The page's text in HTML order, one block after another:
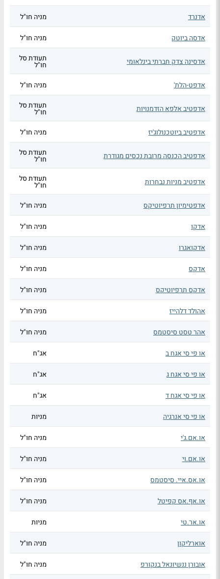
אדנרד מניה חו"ל
אדסה ביוטק מניה חו"ל
אדסינה צדק חברתי בינלאומי תעודת סל
חו"ל
אדפט-הלת'
מניה חו"ל
אדפטיב אלפא הזדמנויות תעודת סל
חו"ל
אדפטיב ביוטכנולוג'יז
מניה חו"ל
אדפטיב הכנסה מרובת נכסים מגודרת תעודת סל
חו"ל
אדפטיב מניות נבחרות תעודת סל
חו"ל
אדפטימיון תרפיוטיקס
מניה חו"ל
אדקו מניה חו"ל
אדקואגרו מניה חו"ל
אדקס מניה חו"ל
אדקס תרפיוטיקס מניה חו"ל
אהולד דלהייז מניה חו"ל
אהר טסט סיסטמס מניה חו"ל
או פי סי אגח ב אג"ח
או פי סי אגח ג אג"ח
או פי סי אגח ד אג"ח
או פי סי אנרגיה מניות
או.אם.ג'י מניה חו"ל
או.אם.וי מניה חו"ל
או.אס.איי. סיסטמס מניה חו"ל
או.אף.אס קפיטל מניה חו"ל
או.אר.טי מניות
אוארליקון מניה חו"ל
אובורן ננשיונאל בנקורפ מניה חו"ל